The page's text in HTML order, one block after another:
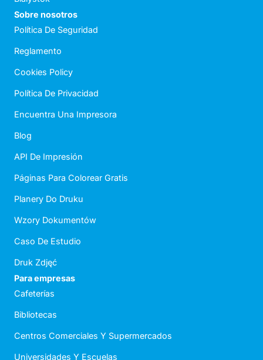
Sobre nosotros
Política De Seguridad
Reglamento
Cookies Policy
Política De Privacidad
Encuentra Una Impresora
Blog
API De Impresión
Páginas Para Colorear Gratis
Planery Do Druku
Wzory Dokumentów
Caso De Estudio
Druk Zdjęć
Para empresas
Cafeterías
Bibliotecas
Centros Comerciales Y Supermercados
Universidades Y Escuelas